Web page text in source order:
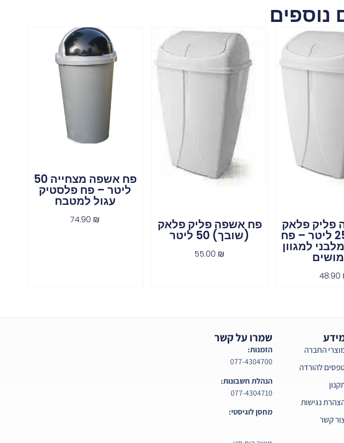
נוספים
פליק פלאק
(שובך) 25 ליטר – פח
למגוון
48.90
פח אשפה פליק פלאק
(שובך) 50 ליטר
55.00 ₪
פח אשפה מצחייה 50
ליטר – פח פלסטיק
עגול למטבח
74.90 ₪
החברה
להורדה
נגישות
קשר
שמרו על קשר
הזמנות:
077-4304700
הנהלת חשבונות:
077-4304710
מחסן לוגיסטי: